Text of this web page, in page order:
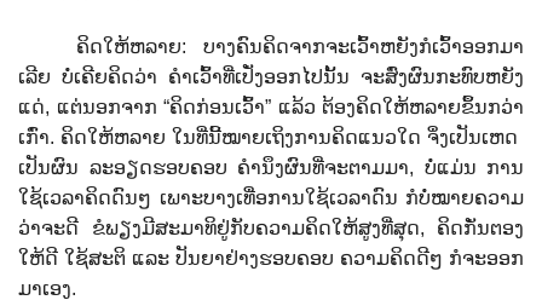
ຄິດ​ໃຫ້​ຫລາຍ: ບາງ​ຄົນ​ຄິດ​ຈາກ​ຈະ​ເວົ້າຫຍັງ​ກໍ​ເວົ້າ​ອອກ​ມາ​
ເລີຍ ບໍ່​ເຄີຍ​ຄິດ​ວ່າ ຄຳ​ເວົ້າ​ທີ່​ເປັ່ງ​ອອກ​ໄປ​ນັ້ນ ຈະ​ສົ່ງ​ຜົນ​ກະທົບ​ຫຍັງ​
ແດ່, ​ແຕ່​ນອກຈາກ “ຄິດ​ກ່ອນ​ເວົ້າ” ​ແລ້ວ ຕ້ອງ​ຄິດ​ໃຫ້​ຫລາຍ​ຂຶ້ນ​ກວ່າ​
ເກົ່າ. ຄິດ​ໃຫ້​ຫລາຍ ​ໃນ​ທີ່​ນີ້​ໝາຍ​​ເຖິງ​ການ​ຄິດ​​ແນວ​ໃດ ຈຶ່ງ​ເປັນ​ເຫດ ​
ເປັນ​ຜົນ ລະອຽດ​ຮອບ​ຄອບ ຄຳນຶງ​ຜົນ​ທີ່​ຈະ​ຕາມ​ມາ, ບໍ່​ແມ່ນ ການ​
ໃຊ້​ເວລາ​ຄິດ​ດົນໆ ​ເພາະ​ບາງ​ເທື່ອ​ການ​ໃຊ້​ເວລາ​ດົນ ກໍ​ບໍ່​ໝາຍ​ຄວາມ​
ວ່າ​ຈະ​ດີ ຂໍ​ພຽງ​ມີ​ສະມາທິ​ຢູ່​ກັບ​ຄວາມ​ຄິດ​ໃຫ້​ສູງ​ທີ່​ສຸດ, ຄິດ​ກັ່ນ​ຕອງ​
ໃຫ້​ດີ ​ໃຊ້​ສະຕິ ​ແລະ ປັນຍາ​ຢ່າງຮອບ​ຄອບ ຄວາມ​ຄິດ​ດີໆ ກໍ​ຈະ​ອອກ​
ມາ​ເອງ.